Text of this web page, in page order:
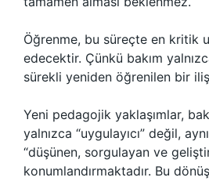
Öğrenme, bu süreçte en kritik
edecektir. Çünkü bakım
sürekli yeniden öğrenilen bir
Yeni pedagojik yaklaşımlar,
yalnızca “uygulayıcı” değil,
“düşünen, sorgulayan ve
konumlandırmaktadır. Bu